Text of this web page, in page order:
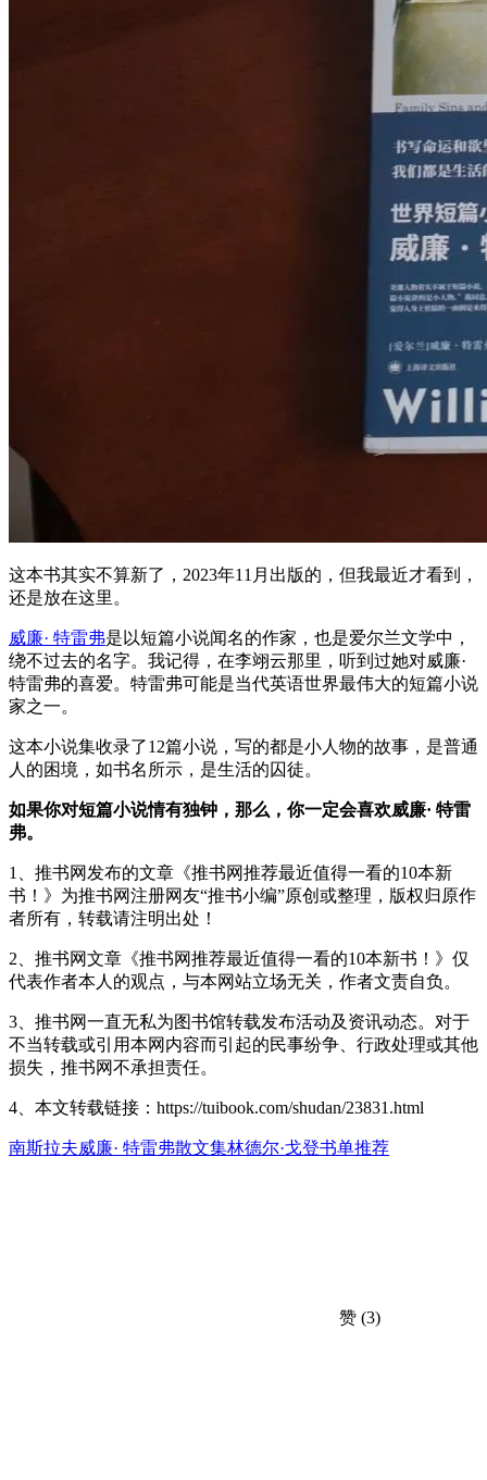
这本书其实不算新了，2023年11月出版的，但我最近才看到，
还是放在这里。
威廉· 特雷弗是以短篇小说闻名的作家，也是爱尔兰文学中，
绕不过去的名字。我记得，在李翊云那里，听到过她对威廉·
特雷弗的喜爱。特雷弗可能是当代英语世界最伟大的短篇小说
家之一。
这本小说集收录了12篇小说，写的都是小人物的故事，是普通
人的困境，如书名所示，是生活的囚徒。
如果你对短篇小说情有独钟，那么，你一定会喜欢威廉· 特雷
弗。
1、推书网发布的文章《推书网推荐最近值得一看的10本新
书！》为推书网注册网友“推书小编”原创或整理，版权归原作
者所有，转载请注明出处！
2、推书网文章《推书网推荐最近值得一看的10本新书！》仅
代表作者本人的观点，与本网站立场无关，作者文责自负。
3、推书网一直无私为图书馆转载发布活动及资讯动态。对于
不当转载或引用本网内容而引起的民事纷争、行政处理或其他
损失，推书网不承担责任。
4、本文转载链接：https://tuibook.com/shudan/23831.html
南斯拉夫威廉· 特雷弗散文集林德尔·戈登书单推荐
赞 (3)